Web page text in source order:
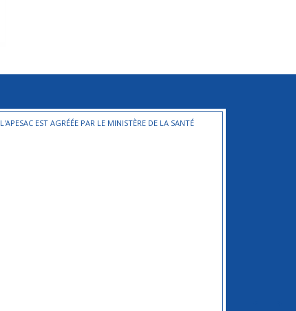
L'APESAC EST AGRÉÉE PAR LE MINISTÈRE DE LA SANTÉ